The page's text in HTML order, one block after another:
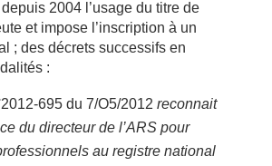
2004 l’usage du titre de
et impose l’inscription à un
; des décrets successifs en
:
695 du 7/O5/2012 reconnait
du directeur de l’ARS pour
au registre national